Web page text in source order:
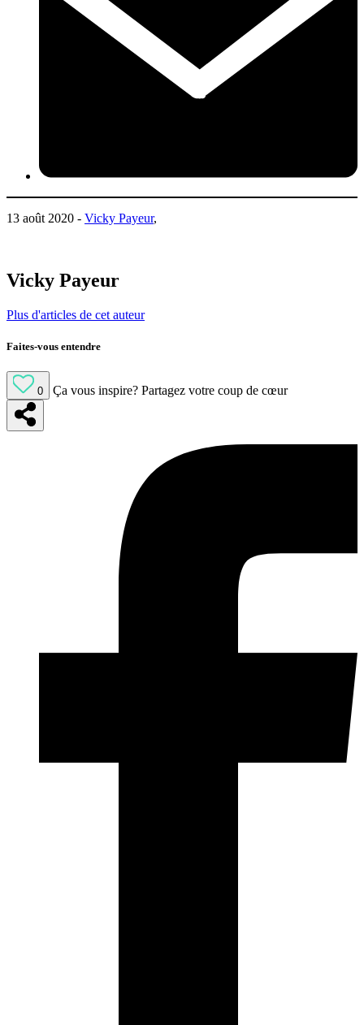
13 août 2020 - Vicky Payeur,
Vicky Payeur
Plus d'articles de cet auteur
Faites-vous entendre
0 Ça vous inspire? Partagez votre coup de cœur